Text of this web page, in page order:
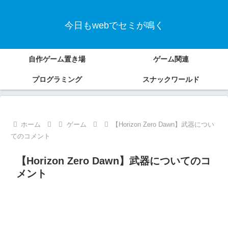
今日もwebでセミが鳴く
自作ゲーム置き場 ゲーム関連
プログラミング スナックワールド
ホーム ゲーム
【Horizon Zero Dawn】武器につい
てのコメント
【Horizon Zero Dawn】武器についてのコ
メント